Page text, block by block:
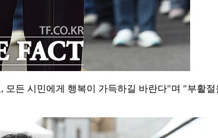
든 시민에게 행복이 가득하길 바란다"며 "부활